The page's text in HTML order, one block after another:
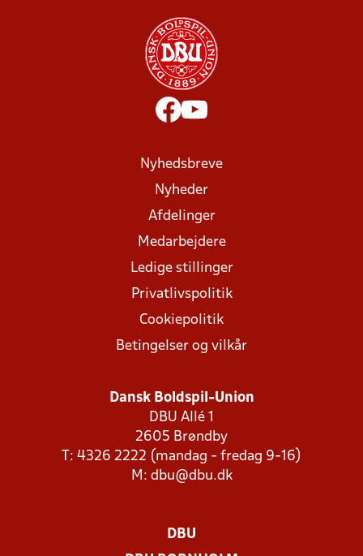
Nyhedsbreve
Nyheder
Afdelinger
Medarbejdere
Ledige stillinger
Privatlivspolitik
Cookiepolitik
Betingelser og vilkår
Dansk Boldspil-Union
DBU Allé 1
2605 Brøndby
T: 4326 2222 (mandag - fredag 9-16)
M: dbu@dbu.dk
DBU